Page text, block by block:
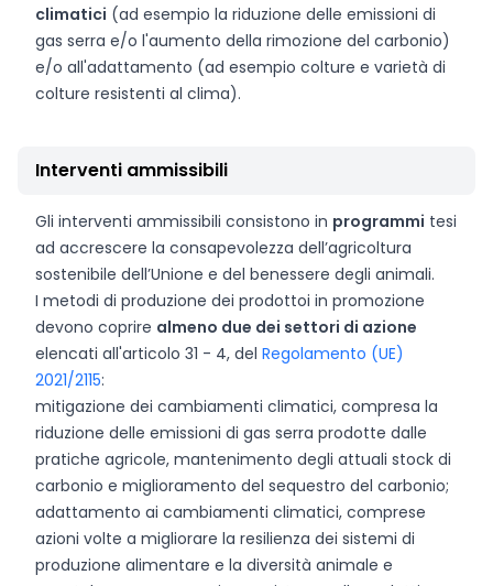
climatici (ad esempio la riduzione delle emissioni di
gas serra e/o l'aumento della rimozione del carbonio)
e/o all'adattamento (ad esempio colture e varietà di
colture resistenti al clima).
Interventi ammissibili
Gli interventi ammissibili consistono in programmi tesi
ad accrescere la consapevolezza dell’agricoltura
sostenibile dell’Unione e del benessere degli animali.
I metodi di produzione dei prodottoi in promozione
devono coprire almeno due dei settori di azione
elencati all'articolo 31 - 4, del Regolamento (UE)
2021/2115:
mitigazione dei cambiamenti climatici, compresa la
riduzione delle emissioni di gas serra prodotte dalle
pratiche agricole, mantenimento degli attuali stock di
carbonio e miglioramento del sequestro del carbonio;
adattamento ai cambiamenti climatici, comprese
azioni volte a migliorare la resilienza dei sistemi di
produzione alimentare e la diversità animale e